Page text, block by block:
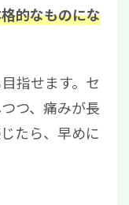
的なものにな
指せます。セ
つ、痛みが長
たら、早めに